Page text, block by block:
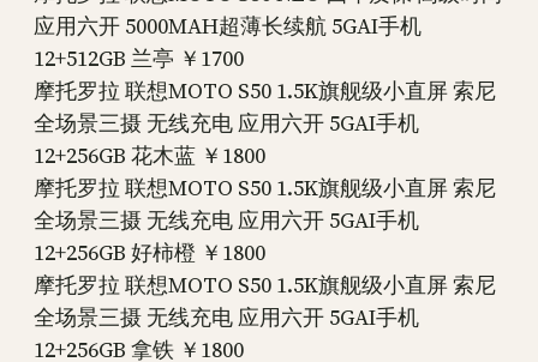
应用六开 5000MAH超薄长续航 5GAI手机
12+512GB 兰亭 ￥1700
摩托罗拉 联想MOTO S50 1.5K旗舰级小直屏 索尼
全场景三摄 无线充电 应用六开 5GAI手机
12+256GB 花木蓝 ￥1800
摩托罗拉 联想MOTO S50 1.5K旗舰级小直屏 索尼
全场景三摄 无线充电 应用六开 5GAI手机
12+256GB 好柿橙 ￥1800
摩托罗拉 联想MOTO S50 1.5K旗舰级小直屏 索尼
全场景三摄 无线充电 应用六开 5GAI手机
12+256GB 拿铁 ￥1800